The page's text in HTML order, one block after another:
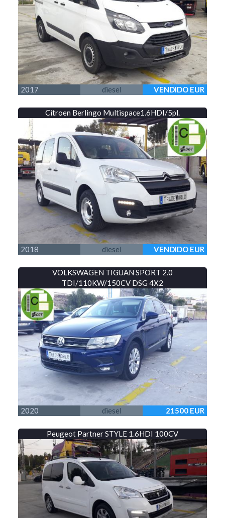
2017 diesel VENDIDO EUR
Citroen Berlingo Multispace1.6HDI/5pl.
2018 diesel VENDIDO EUR
VOLKSWAGEN TIGUAN SPORT 2.0
TDI/110KW/150CV DSG 4X2
2020 diesel 21500 EUR
Peugeot Partner STYLE 1.6HDI 100CV